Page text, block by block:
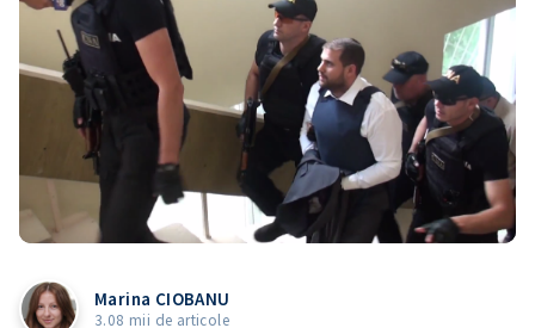
Marina CIOBANU
3.08 mii de articole